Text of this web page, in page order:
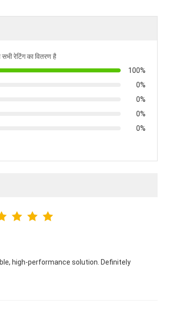
सभी रेटिंग का वितरण है
100%
0%
0%
0%
0%
high-performance solution. Definitely